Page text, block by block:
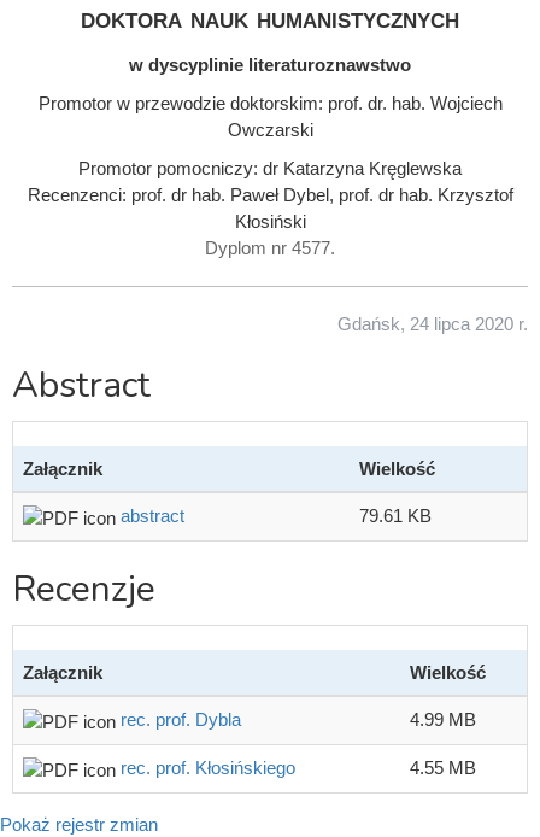
doktora nauk humanistycznych
w dyscyplinie literaturoznawstwo
Promotor w przewodzie doktorskim: prof. dr. hab. Wojciech
Owczarski
Promotor pomocniczy: dr Katarzyna Kręglewska
Recenzenci: prof. dr hab. Paweł Dybel, prof. dr hab. Krzysztof
Kłosiński
Dyplom nr 4577.
Gdańsk, 24 lipca 2020 r.
Abstract
Załącznik Wielkość
abstract 79.61 KB
Recenzje
Załącznik Wielkość
rec. prof. Dybla 4.99 MB
rec. prof. Kłosińskiego 4.55 MB
Pokaż rejestr zmian